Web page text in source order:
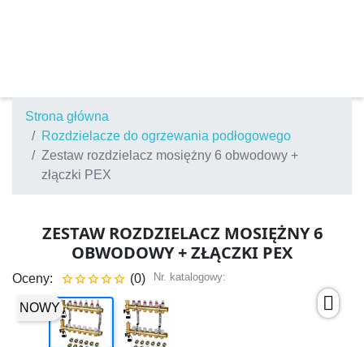
Strona główna
Rozdzielacze do ogrzewania podłogowego
Zestaw rozdzielacz mosiężny 6 obwodowy +
złączki PEX
ZESTAW ROZDZIELACZ MOSIĘŻNY 6
OBWODOWY + ZŁĄCZKI PEX
Oceny:  (0) Nr. katalogowy:
NOWY